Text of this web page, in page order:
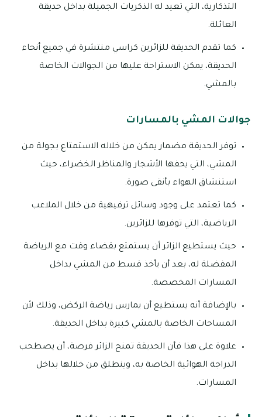
التذكارية، التي تعيد له الذكريات الجميلة بداخل حديقة
العائلة.
كما تقدم الحديقة للزائرين كراسي منتشرة في جميع أنحاء
الحديقة، يمكن الاستراحة عليها من الجوالات الخاصة
بالمشي.
جوالات المشي بالمسارات
توفر الحديقة مضمار يمكن من خلاله الاستمتاع بجولة من
المشي، التي يحفها الأشجار والمناظر الخضراء، حيث
استنشاق الهواء بأنقى صورة.
كما تعتمد على وجود وسائل ترفيهية من خلال الملاعب
الرياضية، التي توفرها للزائرين.
حيث يستطيع الزائر أن يستمتع بقضاء وقت مع الرياضة
المفضلة له، بعد أن يأخذ قسط من المشي بداخل
المسارات المخصصة.
بالإضافة أنه يستطيع أن يمارس رياضة الركض، وذلك لأن
المساحات الخاصة بالمشي كبيرة بداخل الحديقة.
علاوة على هذا فأن الحديقة تمنح الزائر فرصة، أن يصطحب
الدراجة الهوائية الخاصة به، وينطلق من خلالها بداخل
المسارات.